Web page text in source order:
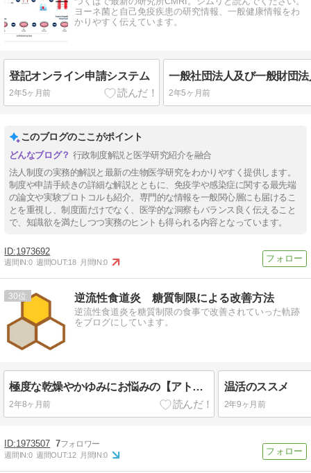
ヨーネ菌と自己免疫疾患の研究情報、一般健康情報をわ
かりやすく伝えています。
登記オンライン申請システム
2年5ヶ月前 2年5ヶ月前
このブログのここがポイント
行政制度解説と医学研究紹介を融合
法人制度の実務的解説と最新の生物医学研究をわかりやすく提供します。
制度や申請手続きの詳細な解説とともに、免疫学や感染症に関する最先端
の論文や実験プロトコルも紹介。専門的な情報を一般関心層にも届けるこ
とを重視し、制度面だけでなく、医学的な洞察もバランス良く伝えること
で、知識欲を満たしつつ実務のヒントも得られる内容となっています。
1973692
週間IN:0 週間OUT:18 月間IN:0
30 逆流性食道炎 糖質制限による改善方法
逆流性食道炎を糖質制限の食事で改善されていった軌跡
をブログにしています。
極度な乾燥やかゆみにお悩みの【アトピー肌】用に開発した入浴剤です！
2年8ヶ月前
温活のススメ
2年9ヶ月前
1973507 7
週間IN:0 週間OUT:12 月間IN:0